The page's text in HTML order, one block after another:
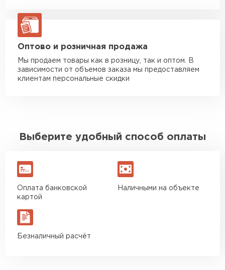
макс. длина груза 13,5 м
ЗАКАЗАТЬ С ДОСТАВКОЙ
Оптово и розничная продажа
Мы продаем товары как в розницу, так и оптом. В
зависимости от объемов заказа мы предоставляем
клиентам персональные скидки
Выберите удобный способ оплаты
Оплата банковской
картой
Наличными на объекте
Безналичный расчёт